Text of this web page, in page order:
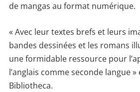
de mangas au format numérique.
« Avec leur textes brefs et leurs
bandes dessinées et les romans
une formidable ressource pour
l’anglais comme seconde langue
Bibliotheca.